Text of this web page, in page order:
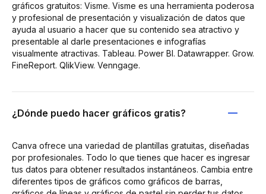
gráficos gratuitos: Visme. Visme es una herramienta poderosa
y profesional de presentación y visualización de datos que
ayuda al usuario a hacer que su contenido sea atractivo y
presentable al darle presentaciones e infografías
visualmente atractivas. Tableau. Power BI. Datawrapper. Grow.
FineReport. QlikView. Venngage.
¿Dónde puedo hacer gráficos gratis?
Canva ofrece una variedad de plantillas gratuitas, diseñadas
por profesionales. Todo lo que tienes que hacer es ingresar
tus datos para obtener resultados instantáneos. Cambia entre
diferentes tipos de gráficos como gráficos de barras,